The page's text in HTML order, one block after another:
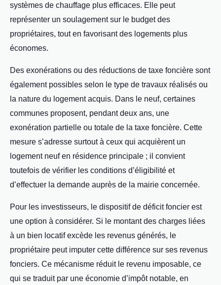
systèmes de chauffage plus efficaces. Elle peut
représenter un soulagement sur le budget des
propriétaires, tout en favorisant des logements plus
économes.
Des exonérations ou des réductions de taxe foncière sont
également possibles selon le type de travaux réalisés ou
la nature du logement acquis. Dans le neuf, certaines
communes proposent, pendant deux ans, une
exonération partielle ou totale de la taxe foncière. Cette
mesure s’adresse surtout à ceux qui acquièrent un
logement neuf en résidence principale ; il convient
toutefois de vérifier les conditions d’éligibilité et
d’effectuer la demande auprès de la mairie concernée.
Pour les investisseurs, le dispositif de déficit foncier est
une option à considérer. Si le montant des charges liées
à un bien locatif excède les revenus générés, le
propriétaire peut imputer cette différence sur ses revenus
fonciers. Ce mécanisme réduit le revenu imposable, ce
qui se traduit par une économie d’impôt notable, en